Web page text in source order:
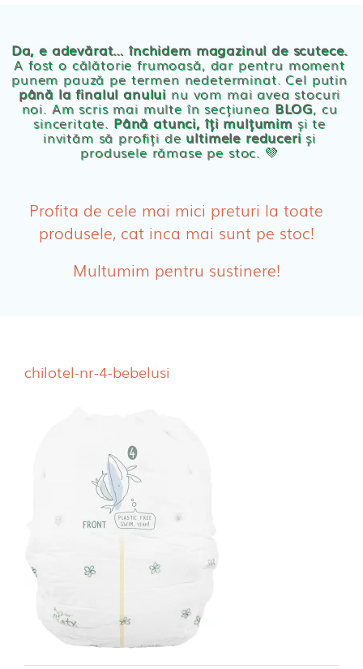
Servetele umede ecologice
Cosmetice BEBE
Olita Bio Naty
PRODUSE FEMEI
Absorbante Post-Natale
Absorbante Incontinenta Urinara
Da, e adevărat… închidem magazinul de scutece.
A fost o călătorie frumoasă, dar pentru moment
punem pauză pe termen nedeterminat. Cel putin
până la finalul anului nu vom mai avea stocuri
noi. Am scris mai multe în secțiunea BLOG, cu
sinceritate. Până atunci, îți mulțumimși te
invităm să profiți de ultimele reduceriși
produsele rămase pe stoc. 💛
Profita de cele mai mici preturi la toate
produsele, cat inca mai sunt pe stoc!
Multumim pentru sustinere!
chilotel-nr-4-bebelusi